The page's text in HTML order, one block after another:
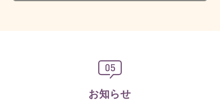
お知らせ